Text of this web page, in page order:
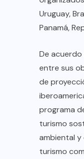
Uruguay,
Panamá,
De
entre sus
de
programa
turismo
ambiental y
turismo